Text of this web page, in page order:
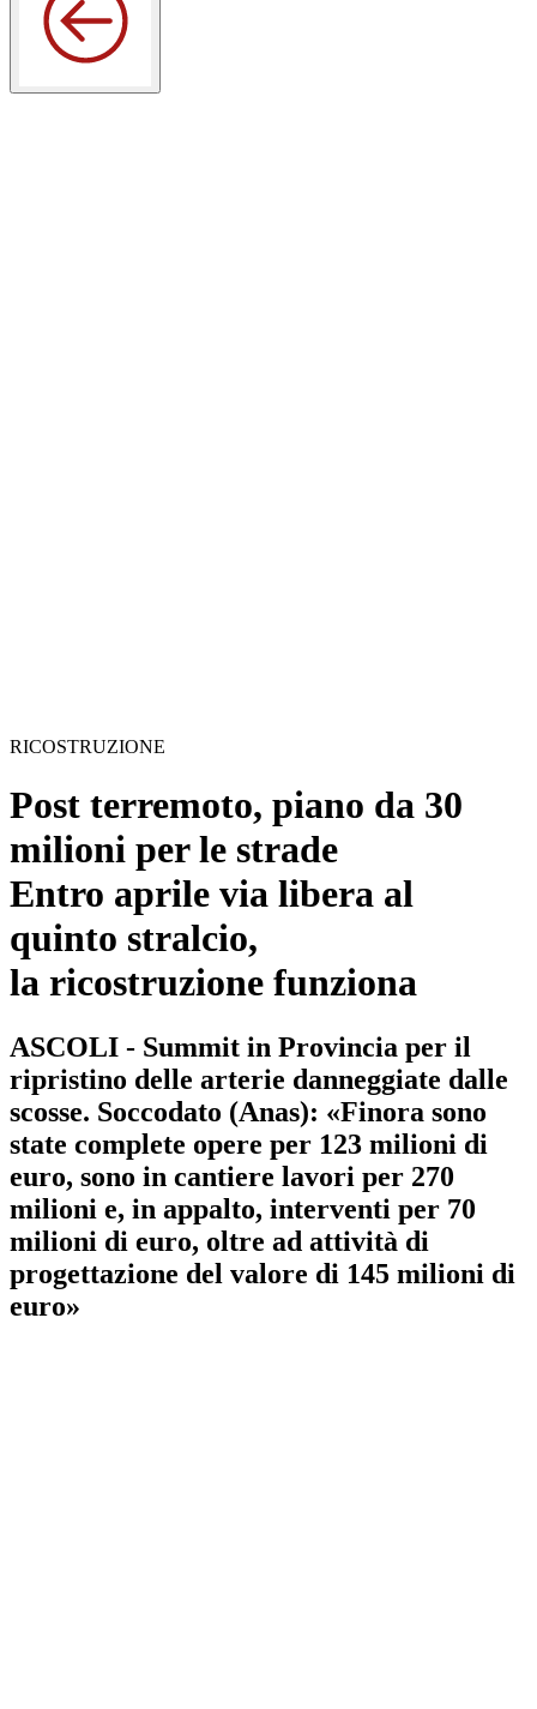
RICOSTRUZIONE
Post terremoto, piano da 30
milioni per le strade
Entro aprile via libera al
quinto stralcio,
la ricostruzione funziona
ASCOLI - Summit in Provincia per il
ripristino delle arterie danneggiate dalle
scosse. Soccodato (Anas): «Finora sono
state complete opere per 123 milioni di
euro, sono in cantiere lavori per 270
milioni e, in appalto, interventi per 70
milioni di euro, oltre ad attività di
progettazione del valore di 145 milioni di
euro»